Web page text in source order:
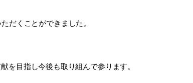
だくことができました。
を目指し今後も取り組んで参ります。